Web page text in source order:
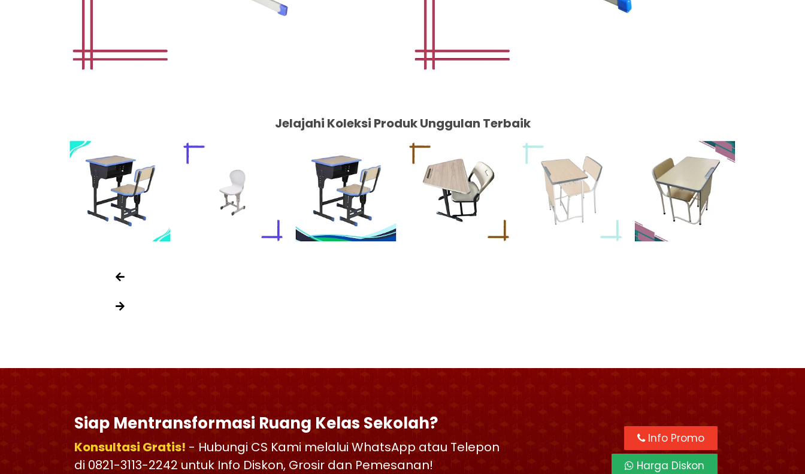
Jelajahi Koleksi Produk Unggulan Terbaik
Siap Mentransformasi Ruang Kelas Sekolah?
Konsultasi Gratis! - Hubungi CS Kami melalui WhatsApp atau Telepon
di 0821-3113-2242 untuk Info Diskon, Grosir dan Pemesanan!
Info Promo
Harga Diskon